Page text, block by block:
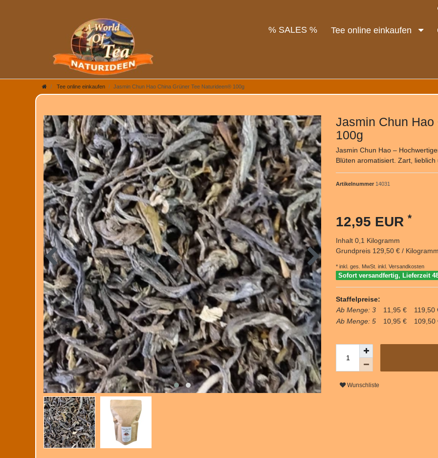
% SALES % Tee online einkaufen
Tee online einkaufen Jasmin Chun Hao China Grüner Tee Naturideen® 100g
Jasmin Chun
100g
Jasmin Chun Hao –
Blüten aromatisiert. Zart,
Artikelnummer 14031
12,95 EUR *
Inhalt 0,1 Kilogramm
Grundpreis 129,50 € / Kilogramm
* inkl. ges. MwSt. inkl. Versandkosten
Sofort versandfertig, Lieferzeit
Staffelpreise:
Ab Menge: 3
11,95 €
119,50
Ab Menge: 5
10,95 € 109,50
Wunschliste